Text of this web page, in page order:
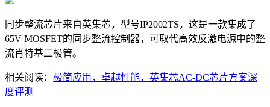
同步整流芯片来自英集芯，型号IP2002TS，这是一款集成了
65V MOSFET的同步整流控制器，可取代高效反激电源中的整
流肖特基二极管。
相关阅读： 极简应用，卓越性能，英集芯AC-DC芯片方案深
度评测